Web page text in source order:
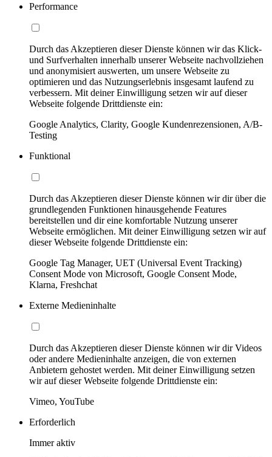
Performance
Durch das Akzeptieren dieser Dienste können wir das Klick-
und Surfverhalten innerhalb unserer Webseite nachvollziehen
und anonymisiert auswerten, um unsere Webseite zu
optimieren und das Nutzungserlebnis insgesamt laufend zu
verbessern. Mit deiner Einwilligung setzen wir auf dieser
Webseite folgende Drittdienste ein:
Google Analytics, Clarity, Google Kundenrezensionen, A/B-
Testing
Funktional
Durch das Akzeptieren dieser Dienste können wir dir über die
grundlegenden Funktionen hinausgehende Features
bereitstellen und dir eine komfortable Nutzung unserer
Webseite ermöglichen. Mit deiner Einwilligung setzen wir auf
dieser Webseite folgende Drittdienste ein:
Google Tag Manager, UET (Universal Event Tracking)
Consent Mode von Microsoft, Google Consent Mode,
Klarna, Freshchat
Externe Medieninhalte
Durch das Akzeptieren dieser Dienste können wir dir Videos
oder andere Medieninhalte anzeigen, die von externen
Anbietern gehostet werden. Mit deiner Einwilligung setzen
wir auf dieser Webseite folgende Drittdienste ein:
Vimeo, YouTube
Erforderlich
Immer aktiv